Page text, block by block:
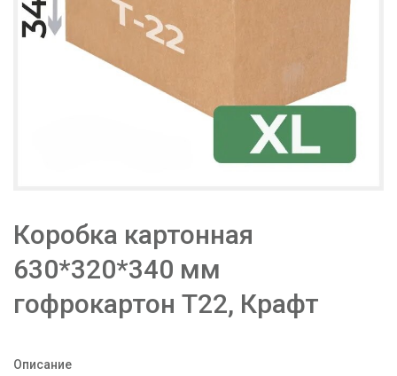
Коробка картонная
630*320*340 мм
гофрокартон Т22, Крафт
Описание